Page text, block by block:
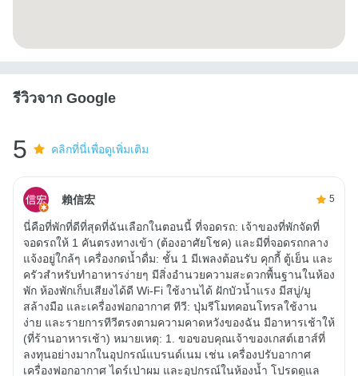
รีวิวจาก Google
5 คลิกที่นี่เพื่อดูเพิ่มเติม
賴信宏 5
นี่คือที่พักที่ดีที่สุดที่ฉันเลือกในตอนนี้ ที่จอดรถ: เจ้าของที่พักจัดที่
จอดรถให้ 1 คันตรงทางเข้า (ต้องอาศัยโชค) และมีที่จอดรถกลาง
แจ้งอยู่ใกล้ๆ เครื่องกดน้ำดื่ม: ชั้น 1 มีเพลงต้อนรับ คุกกี้ ตู้เย็น และ
ครัวสำหรับทำอาหารง่ายๆ มีสิ่งอำนวยความสะดวกพื้นฐานในห้อง
พัก ห้องพักเก็บเสียงได้ดี Wi-Fi ใช้งานได้ ฝักบัวน้ำแรง มีสบู่/มู
สล้างมือ และเครื่องฟอกอากาศ ทีวี: ปุ่มรีโมทคอนโทรลใช้งาน
ง่าย และรายการทีวีตรงตามความคาดหวังของฉัน มีอาหารเช้าให้
(ที่ร้านอาหารเช้า) หมายเหตุ: 1. ขอขอบคุณเจ้าของเกสต์เฮาส์ที่
ลงทุนอย่างมากในอุปกรณ์แบรนด์เนม เช่น เครื่องปรับอากาศ
เครื่องฟอกอากาศ ไดร์เป่าผม และอุปกรณ์ในห้องน้ำ โปรดดูแล